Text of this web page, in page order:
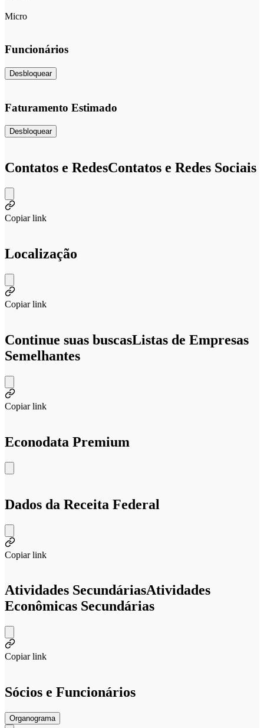
Micro
Funcionários
Desbloquear
Faturamento Estimado
Desbloquear
Contatos e RedesContatos e Redes Sociais
Copiar link
Localização
Copiar link
Continue suas buscasListas de Empresas
Semelhantes
Copiar link
Econodata Premium
Dados da Receita Federal
Copiar link
Atividades SecundáriasAtividades
Econômicas Secundárias
Copiar link
Sócios e Funcionários
Organograma